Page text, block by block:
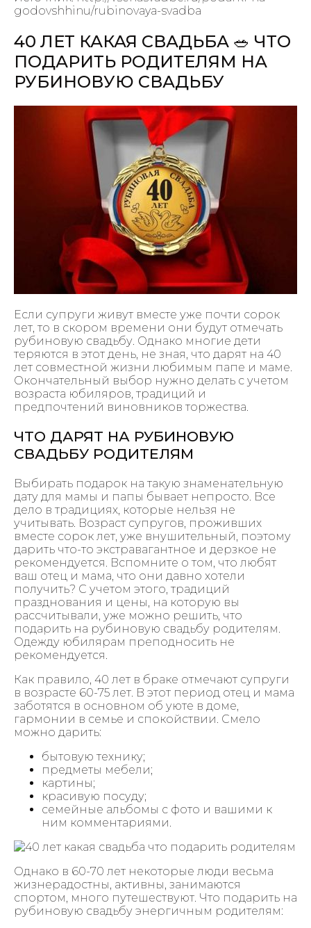
godovshhinu/rubinovaya-svadba
40 ЛЕТ КАКАЯ СВАДЬБА 🥗 ЧТО
ПОДАРИТЬ РОДИТЕЛЯМ НА
РУБИНОВУЮ СВАДЬБУ
Если супруги живут вместе уже почти сорок
лет, то в скором времени они будут отмечать
рубиновую свадьбу. Однако многие дети
теряются в этот день, не зная, что дарят на 40
лет совместной жизни любимым папе и маме.
Окончательный выбор нужно делать с учетом
возраста юбиляров, традиций и
предпочтений виновников торжества.
ЧТО ДАРЯТ НА РУБИНОВУЮ
СВАДЬБУ РОДИТЕЛЯМ
Выбирать подарок на такую знаменательную
дату для мамы и папы бывает непросто. Все
дело в традициях, которые нельзя не
учитывать. Возраст супругов, проживших
вместе сорок лет, уже внушительный, поэтому
дарить что-то экстравагантное и дерзкое не
рекомендуется. Вспомните о том, что любят
ваш отец и мама, что они давно хотели
получить? С учетом этого, традиций
празднования и цены, на которую вы
рассчитывали, уже можно решить, что
подарить на рубиновую свадьбу родителям.
Одежду юбилярам преподносить не
рекомендуется.
Как правило, 40 лет в браке отмечают супруги
в возрасте 60-75 лет. В этот период отец и мама
заботятся в основном об уюте в доме,
гармонии в семье и спокойствии. Смело
можно дарить:
бытовую технику;
предметы мебели;
картины;
красивую посуду;
семейные альбомы с фото и вашими к
ним комментариями.
Однако в 60-70 лет некоторые люди весьма
жизнерадостны, активны, занимаются
спортом, много путешествуют. Что подарить на
рубиновую свадьбу энергичным родителям: